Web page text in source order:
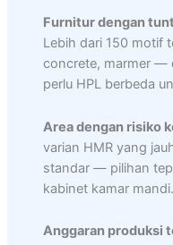
Furnitur dengan
Lebih dari 150 motif
concrete, marmer —
perlu HPL berbeda
Area dengan risiko
varian HMR yang
standar — pilihan
kabinet kamar mandi.
Anggaran produksi